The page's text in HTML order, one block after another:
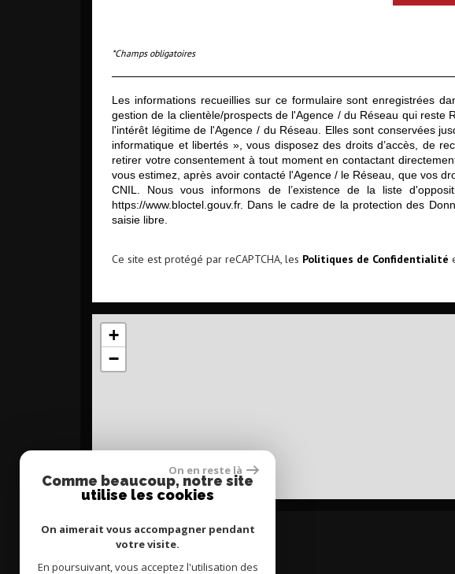
*Champs obligatoires
Les informations recueillies sur ce formulaire sont enregistrées
gestion de la clientèle/prospects de l'Agence / du Réseau qui
l'intérêt légitime de l'Agence / du Réseau. Elles sont conservées
informatique et libertés », vous disposez des droits d’accès, de
retirer votre consentement à tout moment en contactant
vous estimez, après avoir contacté l'Agence / le Réseau, que vos
CNIL. Nous vous informons de l’existence de la liste
https://www.bloctel.gouv.fr. Dans le cadre de la protection des
saisie libre.
Ce site est protégé par reCAPTCHA, les Politiques de Confidentialité
+
−
On en reste là
Comme beaucoup, notre site
utilise les cookies
On aimerait vous accompagner pendant
votre visite.
En poursuivant, vous acceptez l'utilisation des